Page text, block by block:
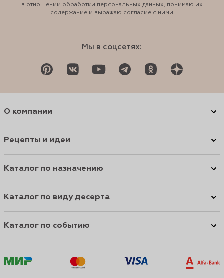
в отношении обработки персональных данных, понимаю их
содержание и выражаю согласие с ними
Мы в соцсетях:
О компании
Рецепты и идеи
Каталог по назначению
Каталог по виду десерта
Каталог по событию